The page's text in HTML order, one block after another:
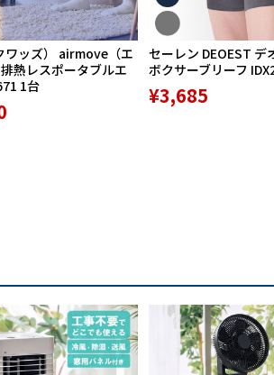
ワッズ） airmove（エ
熱レスポータブルエ
1台
セーレン DEOEST デ
ボクサーブリーフ
¥3,685